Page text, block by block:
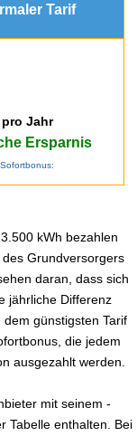
Tarif
pro Jahr
Ersparnis
Sofortbonus:
kWh bezahlen
Grundversorgers
daran, dass sich
jährliche Differenz
günstigsten Tarif
die jedem
ausgezahlt werden.
mit seinem -
Tabelle enthalten. Bei